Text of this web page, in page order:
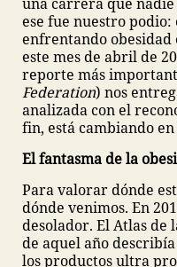
ese fue nuestro podio:
enfrentando obesidad
este mes de abril de
reporte más
Federation) nos
analizada con el
fin, está cambiando
El fantasma de la
Para valorar dónde
dónde venimos. En
desolador. El Atlas de
de aquel año
los productos ultra